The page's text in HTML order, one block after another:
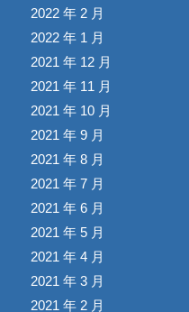
2022 年 2 月
2022 年 1 月
2021 年 12 月
2021 年 11 月
2021 年 10 月
2021 年 9 月
2021 年 8 月
2021 年 7 月
2021 年 6 月
2021 年 5 月
2021 年 4 月
2021 年 3 月
2021 年 2 月